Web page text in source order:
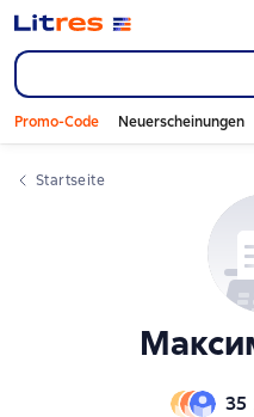
Promo-Code Neuerscheinungen
Startseite
35
Слайдер с книгами
Слайдер с книгами